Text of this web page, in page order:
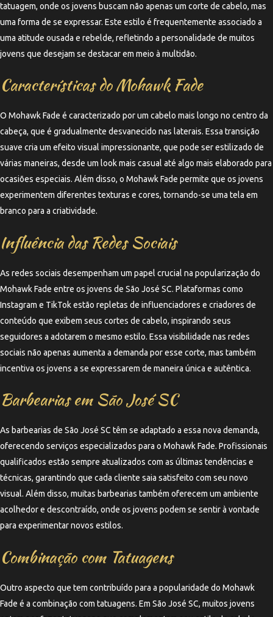
tatuagem, onde os jovens buscam não apenas um corte de cabelo, mas
uma forma de se expressar. Este estilo é frequentemente associado a
uma atitude ousada e rebelde, refletindo a personalidade de muitos
jovens que desejam se destacar em meio à multidão.
Características do Mohawk Fade
O Mohawk Fade é caracterizado por um cabelo mais longo no centro da
cabeça, que é gradualmente desvanecido nas laterais. Essa transição
suave cria um efeito visual impressionante, que pode ser estilizado de
várias maneiras, desde um look mais casual até algo mais elaborado para
ocasiões especiais. Além disso, o Mohawk Fade permite que os jovens
experimentem diferentes texturas e cores, tornando-se uma tela em
branco para a criatividade.
Influência das Redes Sociais
As redes sociais desempenham um papel crucial na popularização do
Mohawk Fade entre os jovens de São José SC. Plataformas como
Instagram e TikTok estão repletas de influenciadores e criadores de
conteúdo que exibem seus cortes de cabelo, inspirando seus
seguidores a adotarem o mesmo estilo. Essa visibilidade nas redes
sociais não apenas aumenta a demanda por esse corte, mas também
incentiva os jovens a se expressarem de maneira única e autêntica.
Barbearias em São José SC
As barbearias de São José SC têm se adaptado a essa nova demanda,
oferecendo serviços especializados para o Mohawk Fade. Profissionais
qualificados estão sempre atualizados com as últimas tendências e
técnicas, garantindo que cada cliente saia satisfeito com seu novo
visual. Além disso, muitas barbearias também oferecem um ambiente
acolhedor e descontraído, onde os jovens podem se sentir à vontade
para experimentar novos estilos.
Combinação com Tatuagens
Outro aspecto que tem contribuído para a popularidade do Mohawk
Fade é a combinação com tatuagens. Em São José SC, muitos jovens